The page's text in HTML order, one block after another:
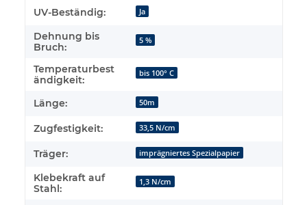
UV-Beständig: Ja
Dehnung bis
Bruch:
5 %
Temperaturbest
ändigkeit:
bis 100° C
Länge: 50m
Zugfestigkeit: 33,5 N/cm
Träger: imprägniertes Spezialpapier
Klebekraft auf
Stahl:
1,3 N/cm